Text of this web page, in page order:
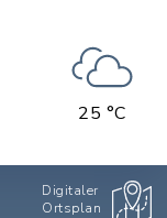
25 °C
Digitaler
Ortsplan